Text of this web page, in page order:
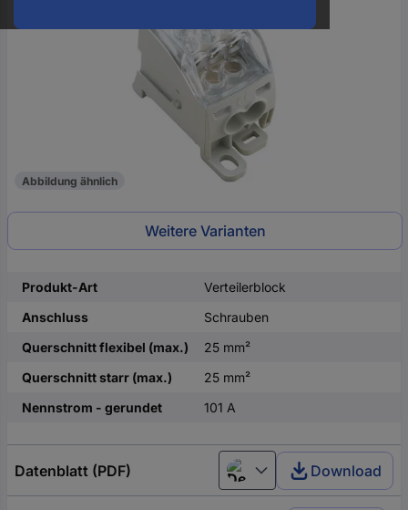
Abbildung ähnlich
Weitere Varianten
Produkt-Art
Verteilerblock
Anschluss
Schrauben
Querschnitt flexibel (max.)
25 mm²
Querschnitt starr (max.)
25 mm²
Nennstrom - gerundet
101 A
Datenblatt (PDF) Deutsch (Deutschland)
Download